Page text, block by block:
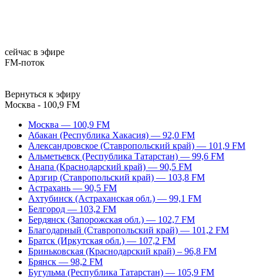
сейчас в эфире
FM-поток
Вернуться к эфиру
Москва - 100,9 FM
Москва — 100,9 FM
Абакан (Республика Хакасия) — 92,0 FM
Александровское (Ставропольский край) — 101,9 FM
Альметьевск (Республика Татарстан) — 99,6 FM
Анапа (Краснодарский край) — 90,5 FM
Арзгир (Ставропольский край) — 103,8 FM
Астрахань — 90,5 FM
Ахтубинск (Астраханская обл.) — 99,1 FM
Белгород — 103,2 FM
Бердянск (Запорожская обл.) — 102,7 FM
Благодарный (Ставропольский край) — 101,2 FM
Братск (Иркутская обл.) — 107,2 FM
Бриньковская (Краснодарский край) – 96,8 FM
Брянск — 98,2 FM
Бугульма (Республика Татарстан) — 105,9 FM